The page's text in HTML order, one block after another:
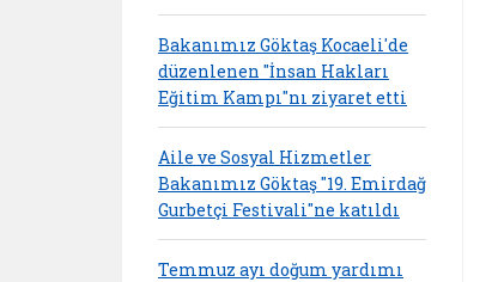
Bakanımız Göktaş Kocaeli'de
düzenlenen "İnsan Hakları
Eğitim Kampı"nı ziyaret etti
Aile ve Sosyal Hizmetler
Bakanımız Göktaş "19. Emirdağ
Gurbetçi Festivali"ne katıldı
Temmuz ayı doğum yardımı